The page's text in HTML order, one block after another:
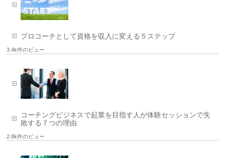
プロコーチとして資格を収入に変える５ステップ
3.4k件のビュー
コーチングビジネスで起業を目指す人が体験セッションで失
敗する７つの理由
2.8k件のビュー